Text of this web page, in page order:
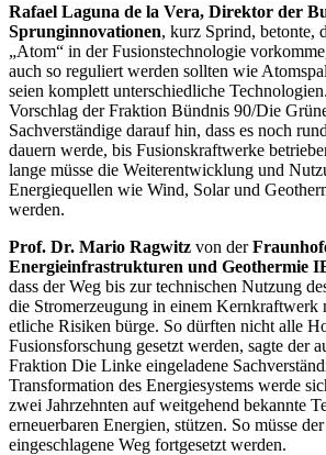
Rafael Laguna de la Vera, Direktor der
Sprunginnovationen, kurz Sprind, betonte,
„Atom“ in der Fusionstechnologie
auch so reguliert werden sollten wie
seien komplett unterschiedliche
Vorschlag der Fraktion Bündnis 90/Die
Sachverständige darauf hin, dass es noch
dauern werde, bis Fusionskraftwerke
lange müsse die Weiterentwicklung und
Energiequellen wie Wind, Solar und
werden.
Prof. Dr. Mario Ragwitz von der
Energieinfrastrukturen und Geothermie
dass der Weg bis zur technischen Nutzung
die Stromerzeugung in einem Kernkraftwerk
etliche Risiken bürge. So dürften nicht alle
Fusionsforschung gesetzt werden, sagte der
Fraktion Die Linke eingeladene
Transformation des Energiesystems werde
zwei Jahrzehnten auf weitgehend bekannte
erneuerbaren Energien, stützen. So müsse
eingeschlagene Weg fortgesetzt werden.